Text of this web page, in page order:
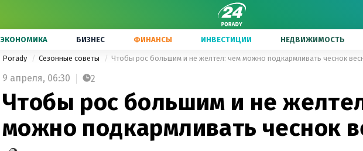
ЭКОНОМИКА БИЗНЕС ФИНАНСЫ ИНВЕСТИЦИИ НЕДВИЖИМОСТЬ
Porady Сезонные советы Чтобы рос большим и не желтел: чем можно подкармливать чеснок
9 апреля, 06:30 2
Чтобы рос большим и не
можно подкармливать чеснок